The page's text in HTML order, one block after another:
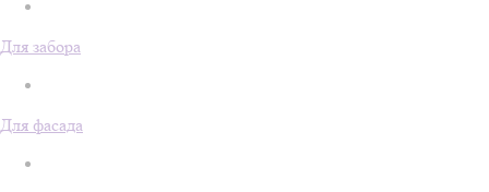
Для забора
Для фасада